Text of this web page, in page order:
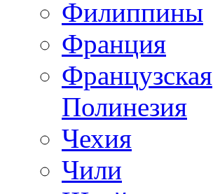
Филиппины
Франция
Французская
Полинезия
Чехия
Чили